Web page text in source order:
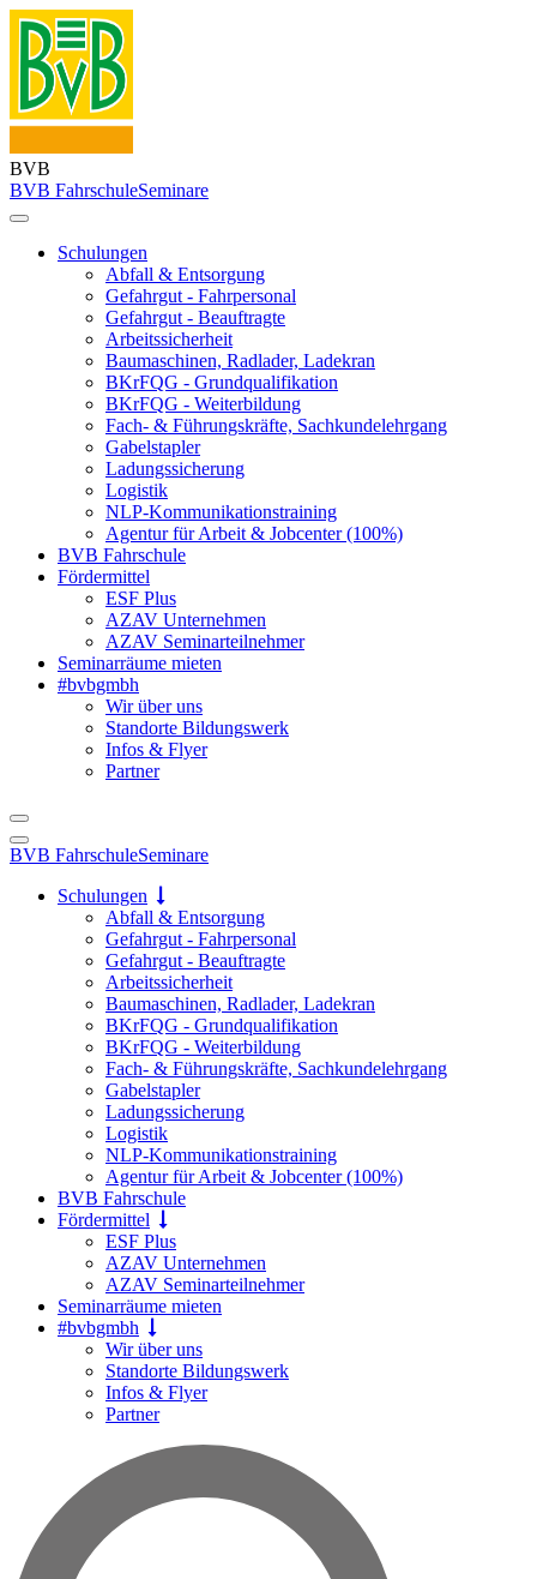
BVB
BVB FahrschuleSeminare
Schulungen
Abfall & Entsorgung
Gefahrgut - Fahrpersonal
Gefahrgut - Beauftragte
Arbeitssicherheit
Baumaschinen, Radlader, Ladekran
BKrFQG - Grundqualifikation
BKrFQG - Weiterbildung
Fach- & Führungskräfte, Sachkundelehrgang
Gabelstapler
Ladungssicherung
Logistik
NLP-Kommunikationstraining
Agentur für Arbeit & Jobcenter (100%)
BVB Fahrschule
Fördermittel
ESF Plus
AZAV Unternehmen
AZAV Seminarteilnehmer
Seminarräume mieten
#bvbgmbh
Wir über uns
Standorte Bildungswerk
Infos & Flyer
Partner
BVB FahrschuleSeminare
Schulungen
Abfall & Entsorgung
Gefahrgut - Fahrpersonal
Gefahrgut - Beauftragte
Arbeitssicherheit
Baumaschinen, Radlader, Ladekran
BKrFQG - Grundqualifikation
BKrFQG - Weiterbildung
Fach- & Führungskräfte, Sachkundelehrgang
Gabelstapler
Ladungssicherung
Logistik
NLP-Kommunikationstraining
Agentur für Arbeit & Jobcenter (100%)
BVB Fahrschule
Fördermittel
ESF Plus
AZAV Unternehmen
AZAV Seminarteilnehmer
Seminarräume mieten
#bvbgmbh
Wir über uns
Standorte Bildungswerk
Infos & Flyer
Partner